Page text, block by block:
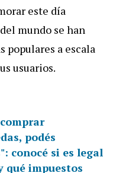
este día
mundo se han
populares a escala
usuarios.
podés
conocé si es legal
qué impuestos